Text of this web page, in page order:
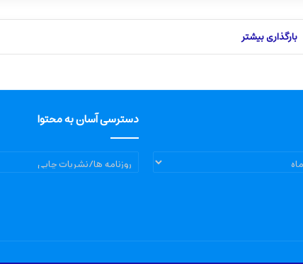
بارگذاری بیشتر
دسترسی آسان به محتوا
دسترسی
آسان